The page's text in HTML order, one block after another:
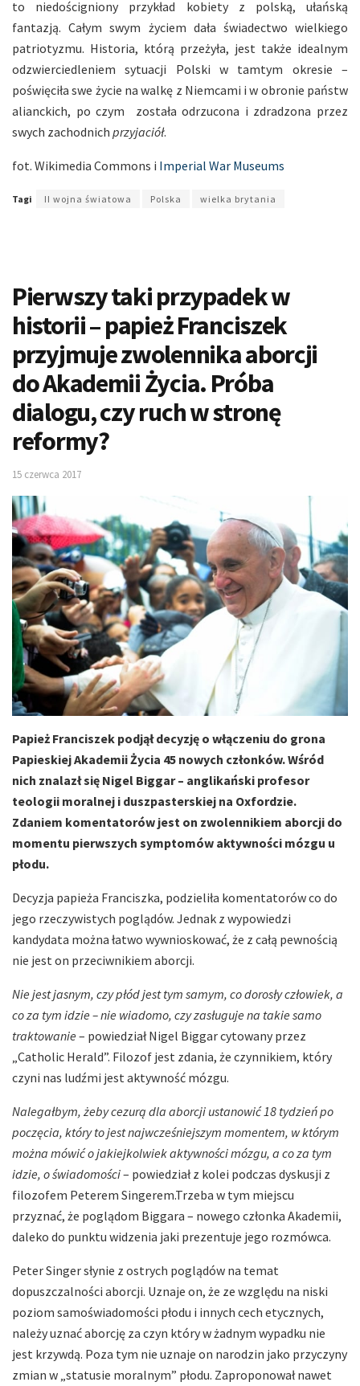
to niedościgniony przykład kobiety z polską, ułańską
fantazją. Całym swym życiem dała świadectwo wielkiego
patriotyzmu. Historia, którą przeżyła, jest także idealnym
odzwierciedleniem sytuacji Polski w tamtym okresie –
poświęciła swe życie na walkę z Niemcami i w obronie państw
alianckich, po czym została odrzucona i zdradzona przez
swych zachodnich przyjaciół.
fot. Wikimedia Commons i Imperial War Museums
Tagi II wojna światowa Polska wielka brytania
Pierwszy taki przypadek w
historii – papież Franciszek
przyjmuje zwolennika aborcji
do Akademii Życia. Próba
dialogu, czy ruch w stronę
reformy?
15 czerwca 2017
Papież Franciszek podjął decyzję o włączeniu do grona
Papieskiej Akademii Życia 45 nowych członków. Wśród
nich znalazł się Nigel Biggar – anglikański profesor
teologii moralnej i duszpasterskiej na Oxfordzie.
Zdaniem komentatorów jest on zwolennikiem aborcji do
momentu pierwszych symptomów aktywności mózgu u
płodu.
Decyzja papieża Franciszka, podzieliła komentatorów co do
jego rzeczywistych poglądów. Jednak z wypowiedzi
kandydata można łatwo wywnioskować, że z całą pewnością
nie jest on przeciwnikiem aborcji.
Nie jest jasnym, czy płód jest tym samym, co dorosły człowiek, a
co za tym idzie – nie wiadomo, czy zasługuje na takie samo
traktowanie – powiedział Nigel Biggar cytowany przez
„Catholic Herald”. Filozof jest zdania, że czynnikiem, który
czyni nas ludźmi jest aktywność mózgu.
Nalegałbym, żeby cezurą dla aborcji ustanowić 18 tydzień po
poczęcia, który to jest najwcześniejszym momentem, w którym
można mówić o jakiejkolwiek aktywności mózgu, a co za tym
idzie, o świadomości– powiedział z kolei podczas dyskusji z
filozofem Peterem Singerem.Trzeba w tym miejscu
przyznać, że poglądom Biggara – nowego członka Akademii,
daleko do punktu widzenia jaki prezentuje jego rozmówca.
Peter Singer słynie z ostrych poglądów na temat
dopuszczalności aborcji. Uznaje on, że ze względu na niski
poziom samoświadomości płodu i innych cech etycznych,
należy uznać aborcję za czyn który w żadnym wypadku nie
jest krzywdą. Poza tym nie uznaje on narodzin jako przyczyny
zmian w „statusie moralnym” płodu. Zaproponował nawet